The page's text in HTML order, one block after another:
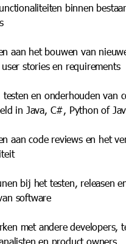
binnen
aan het bouwen van
stories en requirements
en onderhouden van
in Java, C#, Python of
aan code reviews en het
bij het testen, releasen
software
met andere developers,
en product owners